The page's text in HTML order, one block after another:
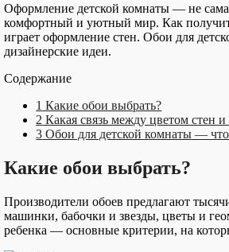
Оформление детской комнаты — не
комфортный и уютный мир. Как
играет оформление стен. Обои для
дизайнерские идеи.
Содержание
1 Какие обои выбрать?
2 Какая связь между цветом стен
3 Обои для детской комнаты —
Какие обои выбрать?
Производители обоев предлагают
машинки, бабочки и звезды, цветы и
ребенка — основные критерии, на